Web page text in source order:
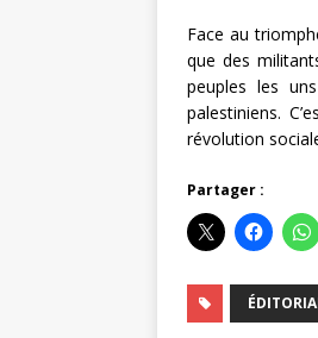
Face au
que des
peuples les
palestiniens.
révolution
Partager :